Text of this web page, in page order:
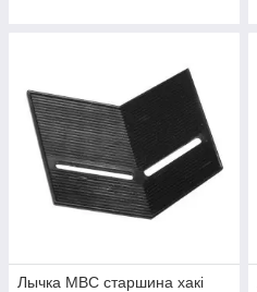
Лычка МВС старшина хакі